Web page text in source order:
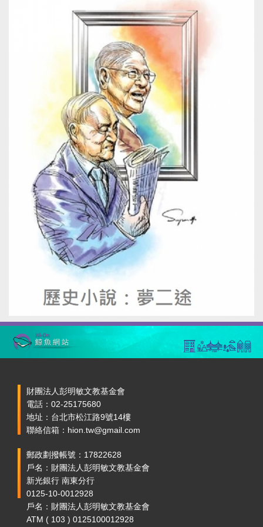
財團法人彭明敏文教基金會
電話：02-25175680
地址：台北市松江路9號14樓
聯絡信箱：hion.tw@gmail.com
郵政劃撥帳號：17822628
戶名：財團法人彭明敏文教基金會
新光銀行 南東分行
0125-10-0012928
戶名：財團法人彭明敏文教基金會
ATM ( 103 ) 0125100012928